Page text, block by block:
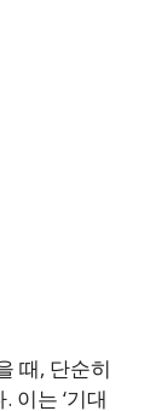
때, 단순히
이는 ‘기대